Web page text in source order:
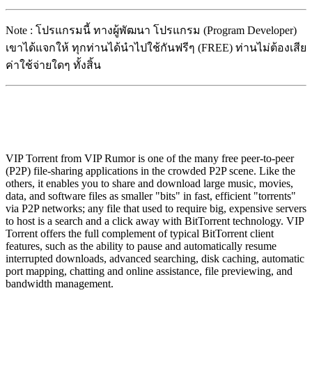
Note : โปรแกรมนี้ ทางผู้พัฒนา โปรแกรม (Program Developer)
เขาได้แจกให้ ทุกท่านได้นำไปใช้กันฟรีๆ (FREE) ท่านไม่ต้องเสีย
ค่าใช้จ่ายใดๆ ทั้งสิ้น
VIP Torrent from VIP Rumor is one of the many free peer-to-peer
(P2P) file-sharing applications in the crowded P2P scene. Like the
others, it enables you to share and download large music, movies,
data, and software files as smaller "bits" in fast, efficient "torrents"
via P2P networks; any file that used to require big, expensive servers
to host is a search and a click away with BitTorrent technology. VIP
Torrent offers the full complement of typical BitTorrent client
features, such as the ability to pause and automatically resume
interrupted downloads, advanced searching, disk caching, automatic
port mapping, chatting and online assistance, file previewing, and
bandwidth management.